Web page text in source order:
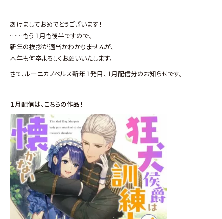
あけましておめでとうございます！
……もう１月も後半ですので、
新年の挨拶が適当かわかりませんが、
本年も何卒よろしくお願いいたします。
さて、ルーニカノベルス新年１発目、１月配信分のお知らせです。
１月配信は、こちらの作品！